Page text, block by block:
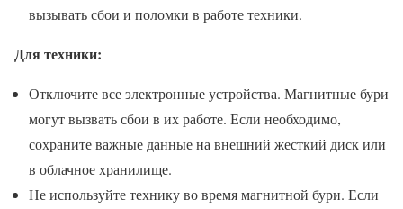
вызывать сбои и поломки в работе техники.
Для техники:
Отключите все электронные устройства. Магнитные бури
могут вызвать сбои в их работе. Если необходимо,
сохраните важные данные на внешний жесткий диск или
в облачное хранилище.
Не используйте технику во время магнитной бури. Если